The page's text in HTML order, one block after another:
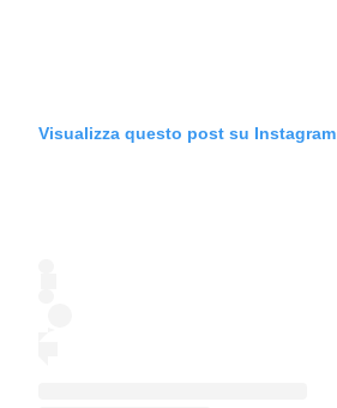
Visualizza questo post su Instagram